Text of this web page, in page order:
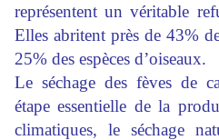
représentent un véritable
Elles abritent près de 43%
25% des espèces d’oiseaux.
Le séchage des fèves de
étape essentielle de la
climatiques, le séchage